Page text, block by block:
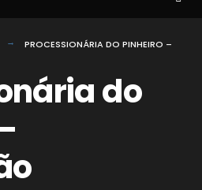
PROCESSIONÁRIA DO PINHEIRO –
do